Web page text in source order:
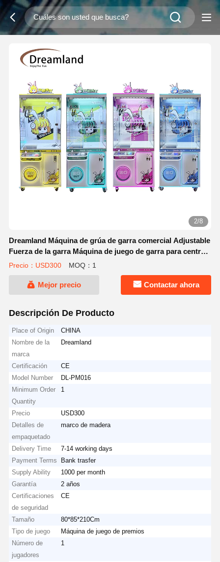
2/8
Dreamland Máquina de grúa de garra comercial Adjustable
Fuerza de la garra Máquina de juego de garra para centros
comerciales de alto ROI y FEC
Precio：USD300 MOQ：1
Mejor precio Contactar ahora
Descripción De Producto
Place of Origin
CHINA
Nombre de la
marca
Dreamland
Certificación
CE
Model Number
DL-PM016
Minimum Order
Quantity
1
Precio
USD300
Detalles de
empaquetado
marco de madera
Delivery Time
7-14 working days
Payment Terms
Bank trasfer
Supply Ability
1000 per month
Garantía
2 años
Certificaciones
de seguridad
CE
Tamaño
80*85*210Cm
Tipo de juego
Máquina de juego de premios
Número de
jugadores
1